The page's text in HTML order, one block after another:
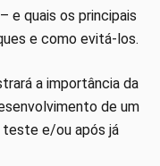
e quais os principais
e como evitá-los.
a importância da
de um
teste e/ou após já